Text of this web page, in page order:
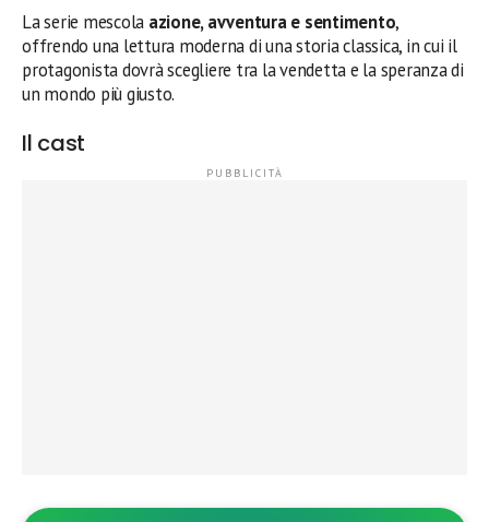
La serie mescola azione, avventura e sentimento,
offrendo una lettura moderna di una storia classica, in cui il
protagonista dovrà scegliere tra la vendetta e la speranza di
un mondo più giusto.
Il cast